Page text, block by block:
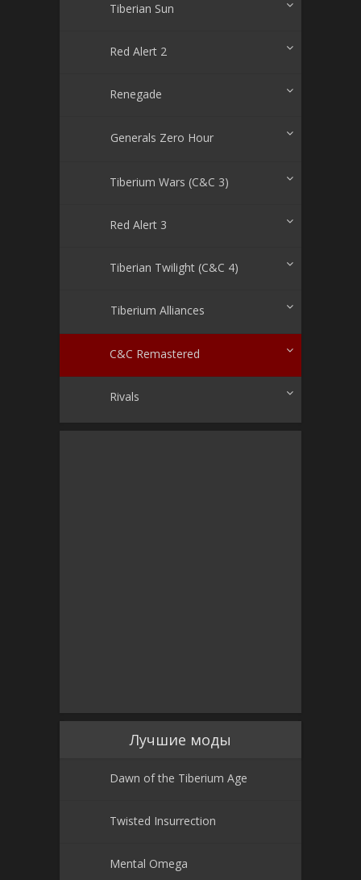
Tiberian Sun
Red Alert 2
Renegade
Generals Zero Hour
Tiberium Wars (C&C 3)
Red Alert 3
Tiberian Twilight (C&C 4)
Tiberium Alliances
C&C Remastered
Rivals
Лучшие моды
Dawn of the Tiberium Age
Twisted Insurrection
Mental Omega